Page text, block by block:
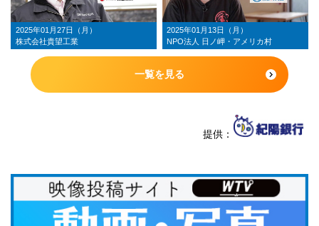
2025年01月27日（月）
株式会社貴望工業
2025年01月13日（月）
NPO法人 日ノ岬・アメリカ村
一覧を見る
提供：